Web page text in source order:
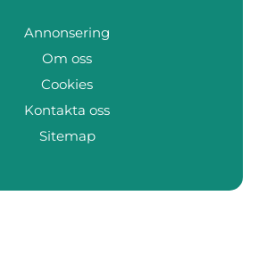
Annonsering
Om oss
Cookies
Kontakta oss
Sitemap